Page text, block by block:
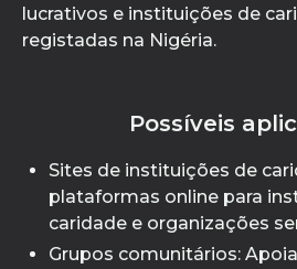
lucrativos e instituições de
registadas na Nigéria.
Possíveis
Sites de instituições de
plataformas online para
caridade e organizações
Grupos comunitários: